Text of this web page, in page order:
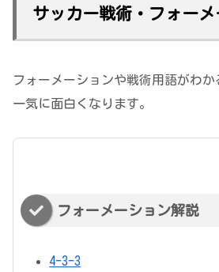
サッカー戦術・フォー
フォーメーションや戦術用語がわ
一気に面白くなります。
フォーメーション解説
4-3-3